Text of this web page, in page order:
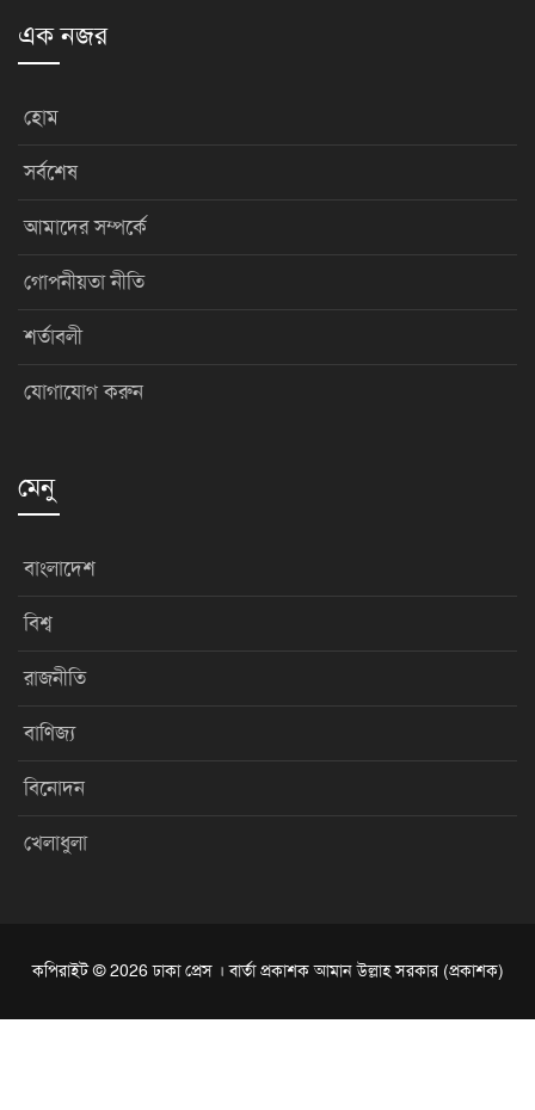
এক নজর
হোম
সর্বশেষ
আমাদের সম্পর্কে
গোপনীয়তা নীতি
শর্তাবলী
যোগাযোগ করুন
মেনু
বাংলাদেশ
বিশ্ব
রাজনীতি
বাণিজ্য
বিনোদন
খেলাধুলা
কপিরাইট © 2026 ঢাকা প্রেস । বার্তা প্রকাশক আমান উল্লাহ সরকার (প্রকাশক)